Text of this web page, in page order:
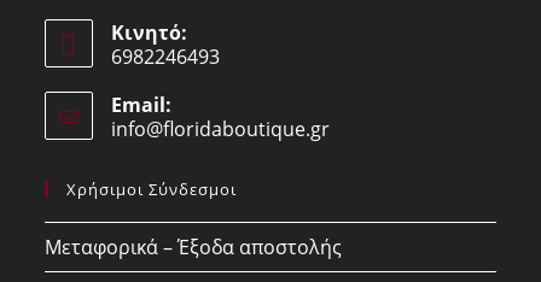
in
your
application
Κινητό:
6982246493
in
your
Email:
info@floridaboutique.grOpens
Χρήσιμοι Σύνδεσμοι
Μεταφορικά – Έξοδα αποστολής